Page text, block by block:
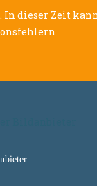
In dieser Zeit